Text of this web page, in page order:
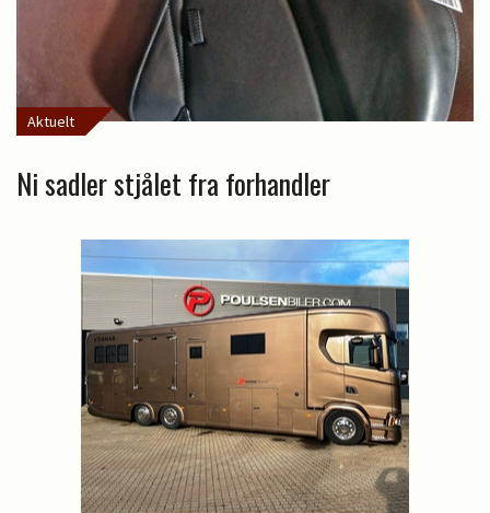
Aktuelt
Ni sadler stjålet fra forhandler